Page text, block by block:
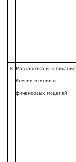
8. Разработка и написание
бизнес-планов и
финансовых моделей